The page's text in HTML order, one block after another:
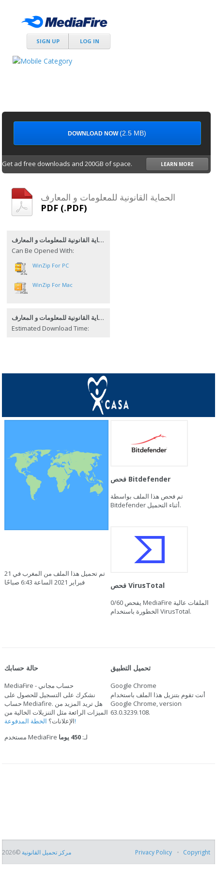
SIGN UP LOG IN
Get ad free downloads and 200GB of space. LEARN MORE
الحماية القانونية للمعلومات و المعارف
PDF (.PDF)
الحماية القانونية للمعلومات و المعارف
Can Be Opened With:
WinZip For PC
WinZip For Mac
الحماية القانونية للمعلومات و المعارف
Estimated Download Time:
DOWNLOAD NOW(2.5 MB)
تم تحميل هذا الملف من المغرب في 21
فبراير 2021 الساعة 6:43 صباحًا
فحص Bitdefender
تم فحص هذا الملف بواسطة
Bitdefender أثناء التحميل.
فحص VirusTotal
0/60
الخطورة باستخدام VirusTotal.
حالة حسابك
MediaFire - حساب مجاني
نشكرك على التسجيل للحصول على
حساب Mediafire. هل تريد المزيد من
الميزات الرائعة مثل التنزيلات الخالية من
الإعلانات؟الخطة المدفوعة!
مستخدم MediaFire لـ:450 يوما
تحميل التطبيق
Google Chrome
أنت تقوم بتنزيل هذا الملف باستخدام
Google Chrome, version
63.0.3239.108.
مركز تحميل القانونية ©2026 Privacy Policy Copyright